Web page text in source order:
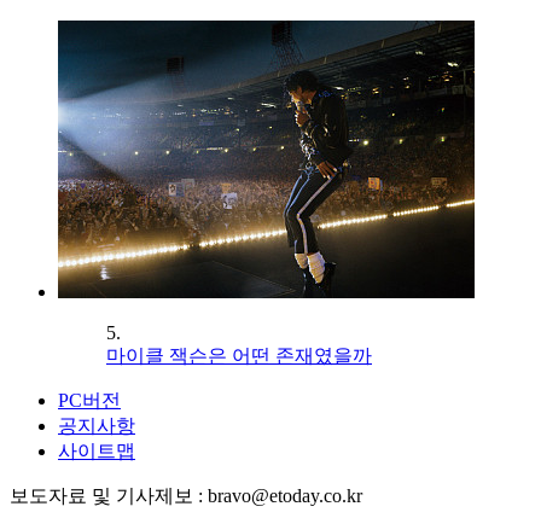
5.
마이클 잭슨은 어떤 존재였을까
PC버전
공지사항
사이트맵
보도자료 및 기사제보 : bravo@etoday.co.kr